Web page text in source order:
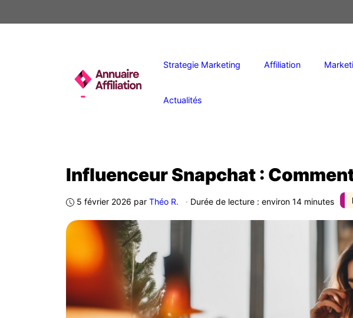
au
Strategie Marketing Affiliation
Actualités
Influenceur Snapchat :
5 février 2026 par Théo R. · Durée de lecture : environ 14 minutes